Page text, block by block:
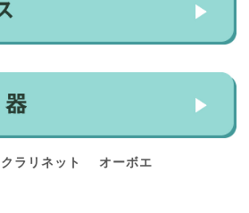
クラリネット
オーボエ